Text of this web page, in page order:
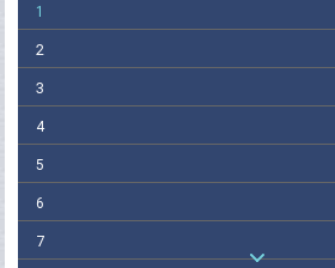
1
2
3
4
5
6
7